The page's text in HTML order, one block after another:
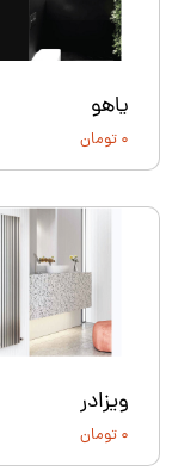
یاهو
۰ تومان
ویزادر
۰ تومان